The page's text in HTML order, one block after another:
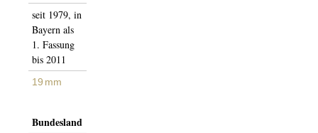
seit 1979, in
Bayern als
1. Fassung
bis 2011
19 mm
Bundesland